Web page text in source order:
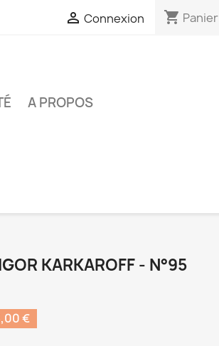
 Connexion shopping_cart Panier
A PROPOS
KARKAROFF - N°95
€